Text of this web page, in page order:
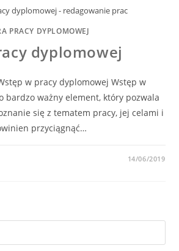
dyplomowej - redagowanie prac
PRACY DYPLOMOWEJ
dyplomowej
w pracy dyplomowej Wstęp w
bardzo ważny element, który pozwala
się z tematem pracy, jej celami i
przyciągnąć…
14/06/2019